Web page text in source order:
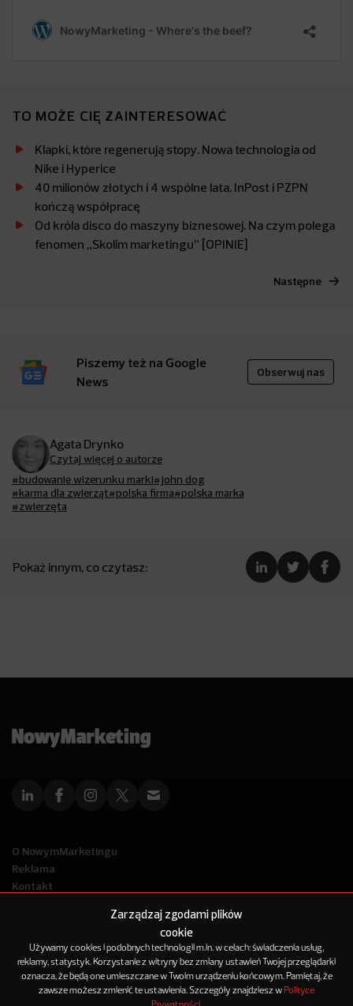
Zarządzaj zgodami plików
cookie
Używamy cookies i podobnych technologii m.in. w celach: świadczenia usług,
reklamy, statystyk. Korzystanie z witryny bez zmiany ustawień Twojej przeglądarki
oznacza, że będą one umieszczane w Twoim urządzeniu końcowym. Pamiętaj, że
zawsze możesz zmienić te ustawienia. Szczegóły znajdziesz w Polityce
TO MOŻE CIĘ ZAINTERESOWAĆ
Klapki, które regenerują stopy. Nowa technologia od
Nike i Hyperice
40 milionów złotych i 4 wspólne lata. InPost i PZPN
kończą współpracę
Od króla disco do maszyny biznesowej. Na czym polega
fenomen „Skolim marketingu” [OPINIE]
Następne
Piszemy też na Google
News
Obserwuj nas
Agata Drynko
Czytaj więcej o autorze
#budowanie wizerunku marki#john dog
#karma dla zwierząt#polska firma#polska marka
#zwierzęta
Pokaż innym, co czytasz:
O NowymMarketingu
Reklama
Kontakt
© 2012-2025